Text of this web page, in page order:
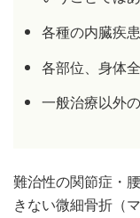
各種の内臓疾患
各部位、身体
一般治療以外
難治性の関節症・
きない微細骨折（